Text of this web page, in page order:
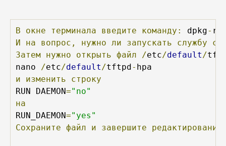
В окне терминала введите команду: dpkg-
И
на вопрос, нужно ли запускать службу с
Затем нужно открыть файл /etc/default /
nano
/etc/default /tftpd-
и
изменить
строку
RUN DAEMON="no"
на
RUN_DAEMON="yes"
Сохраните файл и завершите редактирование